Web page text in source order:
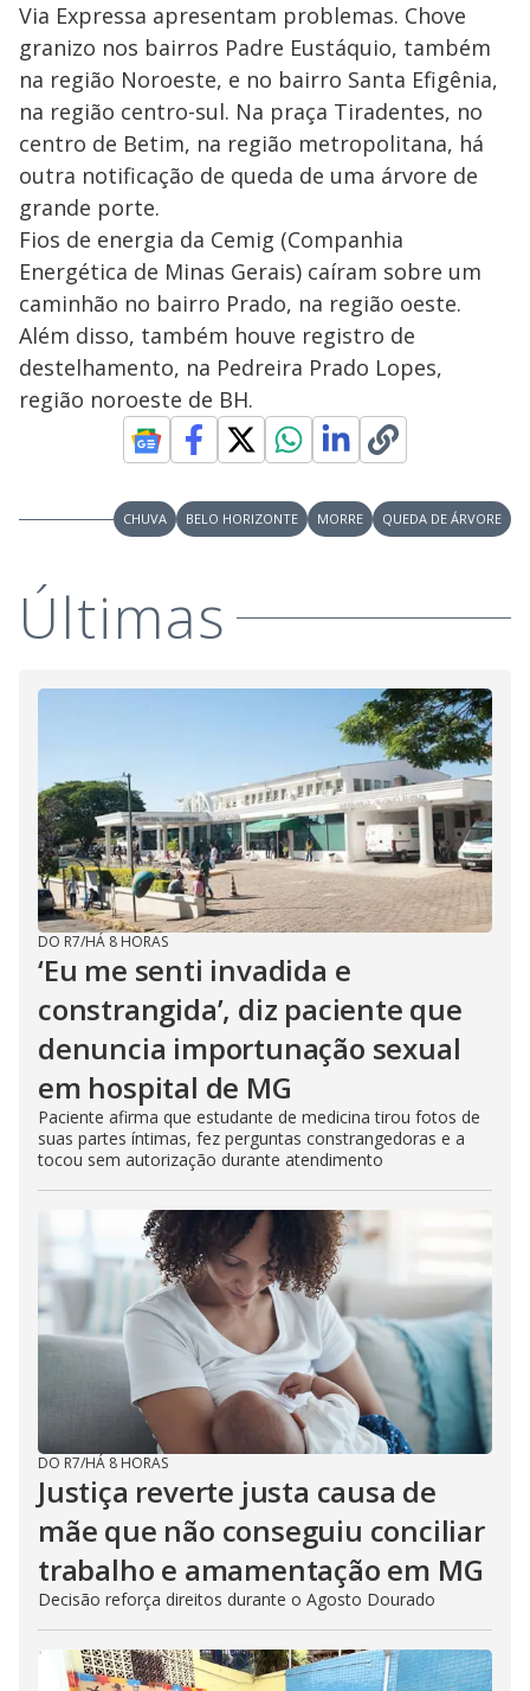
Via Expressa apresentam problemas. Chove
granizo nos bairros Padre Eustáquio, também
na região Noroeste, e no bairro Santa Efigênia,
na região centro-sul. Na praça Tiradentes, no
centro de Betim, na região metropolitana, há
outra notificação de queda de uma árvore de
grande porte.
Fios de energia da Cemig (Companhia
Energética de Minas Gerais) caíram sobre um
caminhão no bairro Prado, na região oeste.
Além disso, também houve registro de
destelhamento, na Pedreira Prado Lopes,
região noroeste de BH.
CHUVA BELO HORIZONTE MORRE QUEDA DE ÁRVORE
Últimas
DO R7/HÁ 8 HORAS
‘Eu me senti invadida e
constrangida’, diz paciente que
denuncia importunação sexual
em hospital de MG
Paciente afirma que estudante de medicina tirou fotos de
suas partes íntimas, fez perguntas constrangedoras e a
tocou sem autorização durante atendimento
DO R7/HÁ 8 HORAS
Justiça reverte justa causa de
mãe que não conseguiu conciliar
trabalho e amamentação em MG
Decisão reforça direitos durante o Agosto Dourado